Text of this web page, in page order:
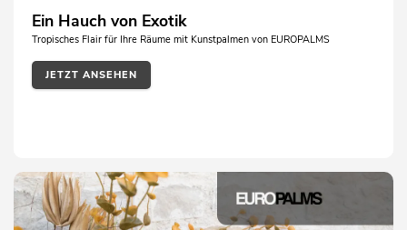
Ein Hauch von Exotik
Tropisches Flair für Ihre Räume mit Kunstpalmen von EUROPALMS
JETZT ANSEHEN